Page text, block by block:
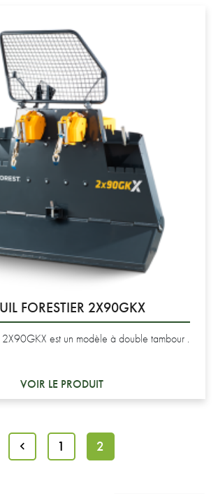
FORESTIER 2X90GKX
2X90GKX est un modèle à double tambour .
VOIR LE PRODUIT
Précédent
 1 2